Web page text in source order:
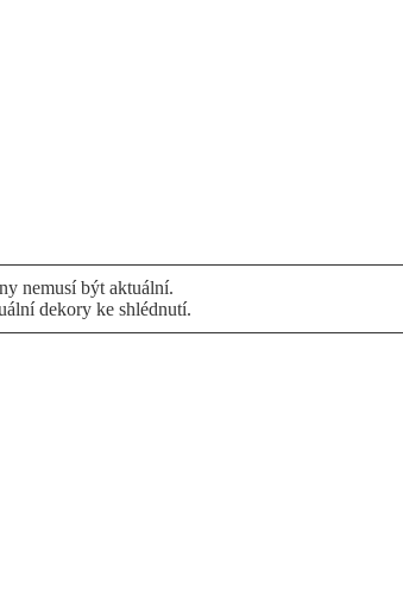
nemusí být aktuální.
dekory ke shlédnutí.